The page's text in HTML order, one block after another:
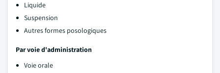
Liquide
Suspension
Autres formes posologiques
Par voie d'administration
Voie orale